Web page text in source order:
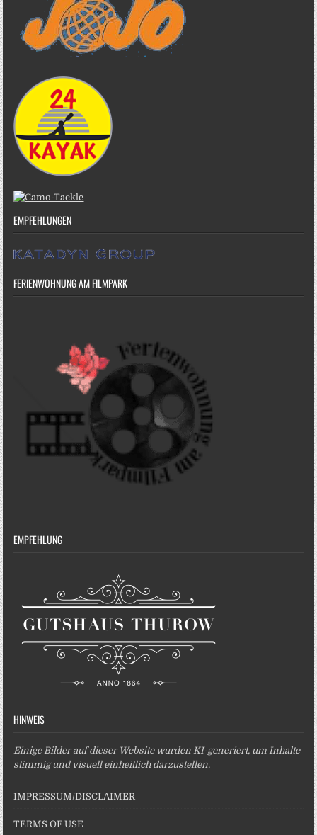
EMPFEHLUNGEN
FERIENWOHNUNG AM FILMPARK
EMPFEHLUNG
HINWEIS
Einige Bilder auf dieser Website wurden KI-generiert, um Inhalte
stimmig und visuell einheitlich darzustellen.
IMPRESSUM/DISCLAIMER
TERMS OF USE